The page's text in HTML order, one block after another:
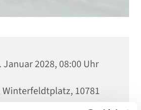
Januar 2028, 08:00 Uhr
10781